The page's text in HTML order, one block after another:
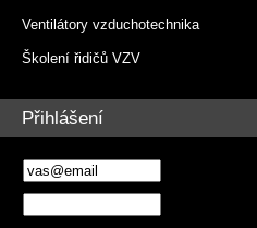
Ventilátory vzduchotechnika
Školení řidičů VZV
Přihlášení